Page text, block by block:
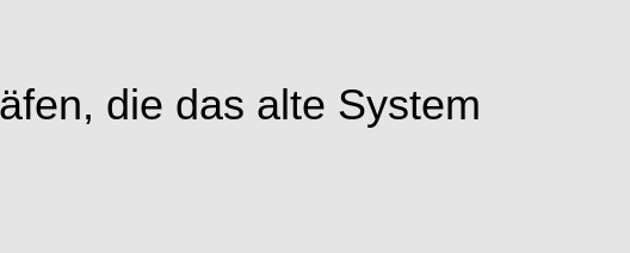
die das alte System